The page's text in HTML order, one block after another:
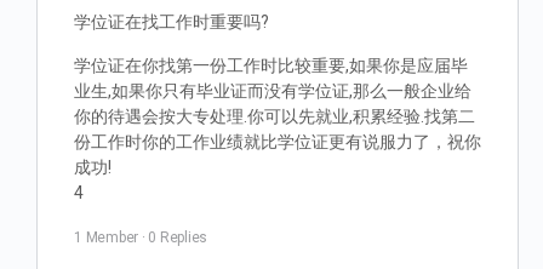
学位证在找工作时重要吗?
学位证在你找第一份工作时比较重要,如果你是应届毕
业生,如果你只有毕业证而没有学位证,那么一般企业给
你的待遇会按大专处理.你可以先就业,积累经验.找第二
份工作时你的工作业绩就比学位证更有说服力了，祝你
成功!
4
1 Member · 0 Replies